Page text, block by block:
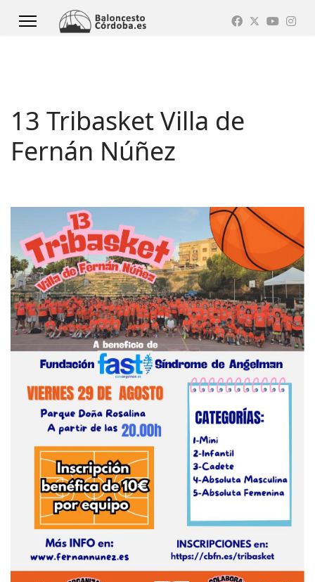
13 Tribasket Villa de
Fernán Núñez